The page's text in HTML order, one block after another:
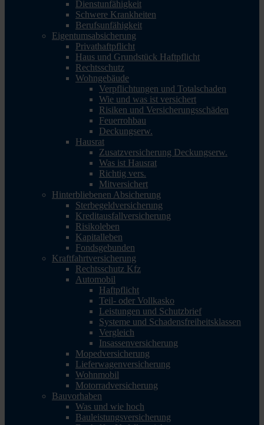
Dienstunfähigkeit
Schwere Krankheiten
Berufsunfähigkeit
Eigentumsabsicherung
Privathaftpflicht
Haus und Grundstück Haftpflicht
Rechtsschutz
Wohngebäude
Verpflichtungen und Totalschaden
Wie und was ist versichert
Risiken und Versicherungsschäden
Feuerrohbau
Deckungserw.
Hausrat
Zusatzversicherung Deckungserw.
Was ist Hausrat
Richtig vers.
Mitversichert
Hinterbliebenen Absicherung
Sterbegeldversicherung
Kreditausfallversicherung
Risikoleben
Kapitalleben
Fondsgebunden
Kraftfahrtversicherung
Rechtsschutz Kfz
Automobil
Haftpflicht
Teil- oder Vollkasko
Leistungen und Schutzbrief
Systeme und Schadensfreiheitsklassen
Vergleich
Insassenversicherung
Mopedversicherung
Lieferwagenversicherung
Wohnmobil
Motorradversicherung
Bauvorhaben
Was und wie hoch
Bauleistungsversicherung